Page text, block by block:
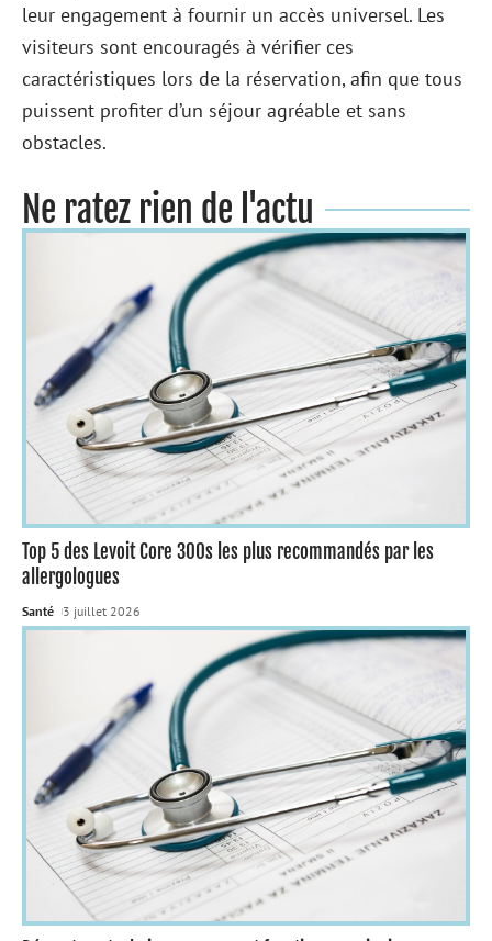
leur engagement à fournir un accès universel. Les
visiteurs sont encouragés à vérifier ces
caractéristiques lors de la réservation, afin que tous
puissent profiter d’un séjour agréable et sans
obstacles.
Ne ratez rien de l'actu
Top 5 des Levoit Core 300s les plus recommandés par les
allergologues
Santé 3 juillet 2026